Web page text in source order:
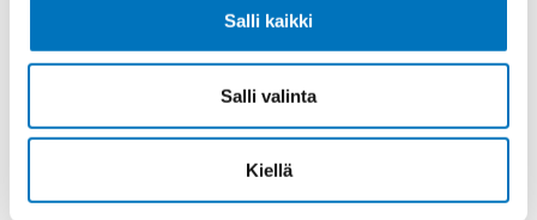
Salli kaikki
Salli valinta
Kiellä
Tiedonsiirtokaapeli ELITRONIC LIYY